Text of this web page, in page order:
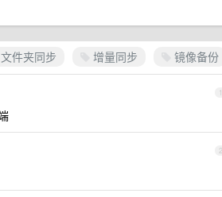
文件夹同步 增量同步 镜像备份
1
2